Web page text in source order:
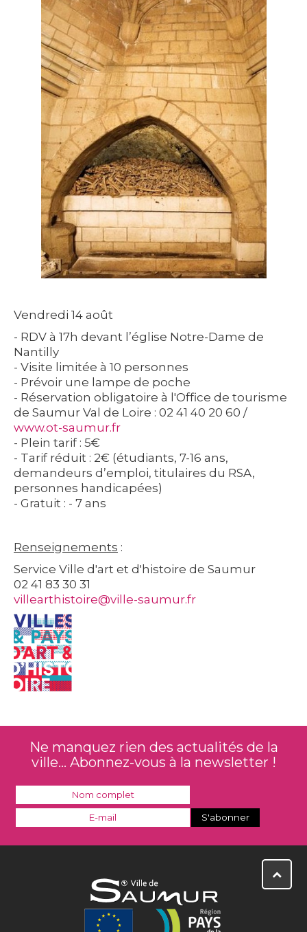
Vendredi 14 août
- RDV à 17h devant l’église Notre-Dame de
Nantilly
- Visite limitée à 10 personnes
- Prévoir une lampe de poche
- Réservation obligatoire à l'Office de tourisme
de Saumur Val de Loire : 02 41 40 20 60 /
www.ot-saumur.fr
- Plein tarif : 5€
- Tarif réduit : 2€ (étudiants, 7-16 ans,
demandeurs d’emploi, titulaires du RSA,
personnes handicapées)
- Gratuit : - 7 ans
Renseignements :
Service Ville d'art et d'histoire de Saumur
02 41 83 30 31
villearthistoire@ville-saumur.fr
Ne manquez rien des actualités de la
ville... Abonnez-vous à la newsletter !